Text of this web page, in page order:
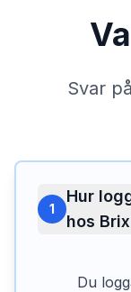
Svar
1
Hur
hos
Du